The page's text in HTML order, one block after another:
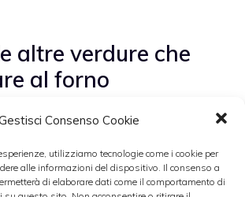
Consenso Cookie
utilizziamo tecnologie come i cookie per
alle informazioni del dispositivo. Il consenso a
di elaborare dati come il comportamento di
altre verdure che
al forno
è nelle dimensioni della
tagliare tutto in modo sottile,
con l’olio. Infornare